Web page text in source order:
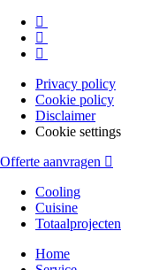
Footer
menu
Privacy policy
Cookie policy
Disclaimer
Cookie settings
Offerte aanvragen
Main
navigation
(off-
Cooling
Cuisine
Totaalprojecten
Home